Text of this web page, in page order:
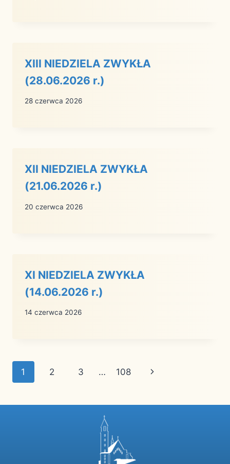
XIII NIEDZIELA ZWYKŁA
(28.06.2026 r.)
28 czerwca 2026
XII NIEDZIELA ZWYKŁA
(21.06.2026 r.)
20 czerwca 2026
XI NIEDZIELA ZWYKŁA
(14.06.2026 r.)
14 czerwca 2026
Nawigacja
strony
1 2 3 … 108
Następna